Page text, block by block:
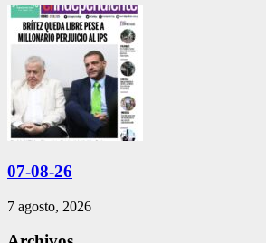
07-08-26
7 agosto, 2026